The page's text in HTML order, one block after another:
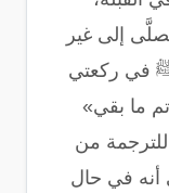
إلى غير
ﷺ في ركعتي
ما بقي»
من
أنه في حال